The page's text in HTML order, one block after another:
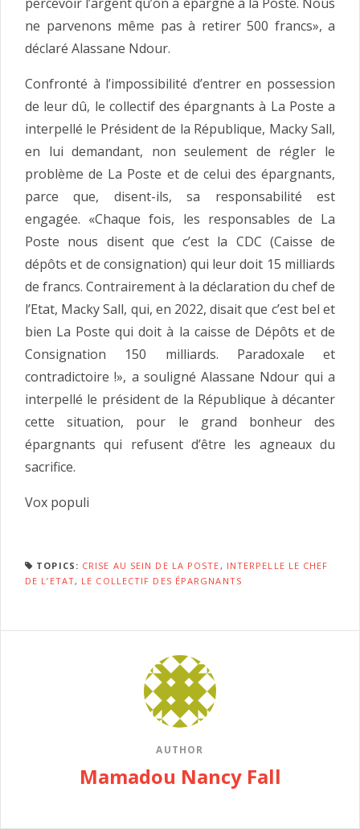
ne parvenons même pas à retirer 500 francs», a
déclaré Alassane Ndour.
Confronté à l’impossibilité d’entrer en possession
de leur dû, le collectif des épargnants à La Poste a
interpellé le Président de la République, Macky Sall,
en lui demandant, non seulement de régler le
problème de La Poste et de celui des épargnants,
parce que, disent-ils, sa responsabilité est
engagée. «Chaque fois, les responsables de La
Poste nous disent que c’est la CDC (Caisse de
dépôts et de consignation) qui leur doit 15 milliards
de francs. Contrairement à la déclaration du chef de
l’Etat, Macky Sall, qui, en 2022, disait que c’est bel et
bien La Poste qui doit à la caisse de Dépôts et de
Consignation 150 milliards. Paradoxale et
contradictoire !», a souligné Alassane Ndour qui a
interpellé le président de la République à décanter
cette situation, pour le grand bonheur des
épargnants qui refusent d’être les agneaux du
sacrifice.
Vox populi
TOPICS: CRISE AU SEIN DE LA POSTE , INTERPELLE LE CHEF
DE L’ETAT, LE COLLECTIF DES ÉPARGNANTS
AUTHOR
Mamadou Nancy Fall